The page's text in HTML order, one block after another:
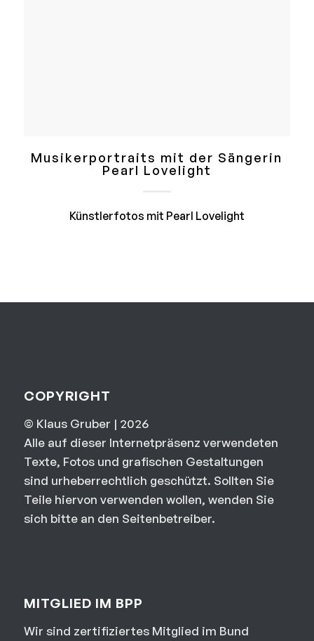
Musikerportraits mit der Sängerin
Pearl Lovelight
Künstlerfotos mit Pearl Lovelight
COPYRIGHT
© Klaus Gruber | 2026
Alle auf dieser Internetpräsenz verwendeten
Texte, Fotos und grafischen Gestaltungen
sind urheberrechtlich geschützt. Sollten Sie
Teile hiervon verwenden wollen, wenden Sie
sich bitte an den Seitenbetreiber.
MITGLIED IM BPP
Wir sind zertifiziertes Mitglied im Bund